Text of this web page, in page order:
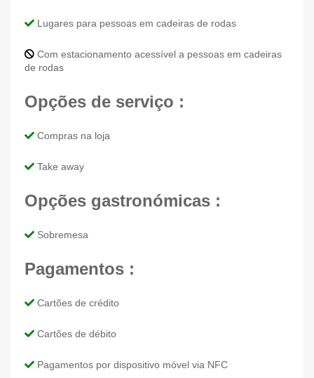
Lugares para pessoas em cadeiras de rodas
Com estacionamento acessível a pessoas em cadeiras
de rodas
Opções de serviço :
Compras na loja
Take away
Opções gastronómicas :
Sobremesa
Pagamentos :
Cartões de crédito
Cartões de débito
Pagamentos por dispositivo móvel via NFC